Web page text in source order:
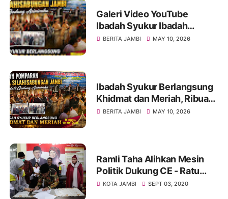
Galeri Video YouTube
Ibadah Syukur Ibadah
Syukur Pomparan Raja
BERITA JAMBI MAY 10, 2026
Ibadah Syukur Berlangsung
Khidmat dan Meriah, Ribuan
Pomparan Raja
BERITA JAMBI MAY 10, 2026
Ramli Taha Alihkan Mesin
Politik Dukung CE - Ratu
Munawaroh Pilgub Jambi 9
KOTA JAMBI SEPT 03, 2020